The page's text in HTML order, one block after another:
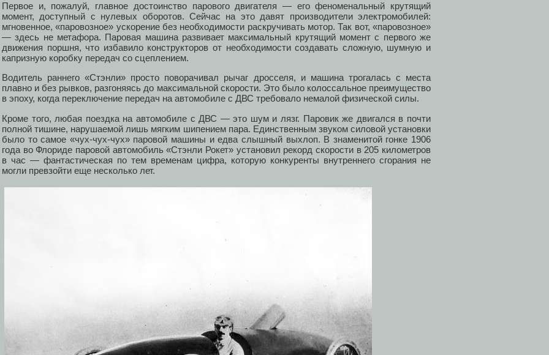
Первое и, пожалуй, главное достоинство парового двигателя — его феноменальный крутящий
момент, доступный с нулевых оборотов. Сейчас на это давят производители электромобилей:
мгновенное, «паровозное» ускорение без необходимости раскручивать мотор. Так вот, «паровозное»
— здесь не метафора. Паровая машина развивает максимальный крутящий момент с первого же
движения поршня, что избавило конструкторов от необходимости создавать сложную, шумную и
капризную коробку передач со сцеплением.
Водитель раннего «Стэнли» просто поворачивал рычаг дросселя, и машина трогалась с места
плавно и без рывков, разгоняясь до максимальной скорости. Это было колоссальное преимущество
в эпоху, когда переключение передач на автомобиле с ДВС требовало немалой физической силы.
Кроме того, любая поездка на автомобиле с ДВС — это шум и лязг. Паровик же двигался в почти
полной тишине, нарушаемой лишь мягким шипением пара. Единственным звуком силовой установки
было то самое «чух-чух-чух» паровой машины и едва слышный выхлоп. В знаменитой гонке 1906
года во Флориде паровой автомобиль «Стэнли Рокет» установил рекорд скорости в 205 километров
в час — фантастическая по тем временам цифра, которую конкуренты внутреннего сгорания не
могли превзойти еще несколько лет.